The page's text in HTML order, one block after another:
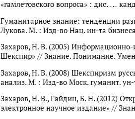
«гамлетовского вопроса» : дис. …
Гуманитарное знание: тенденции
Лукова. М. : Изд-во Нац. ин-та
Захаров, Н. В. (2005) Информационно-
Шекспир» // Знание. Понимание.
Захаров, Н. В. (2008) Шекспиризм
анализ. М. : Изд-во Моск. гуманит. ун-
Захаров, Н. В., Гайдин, Б. Н. (2012)
электронное научное издание» //